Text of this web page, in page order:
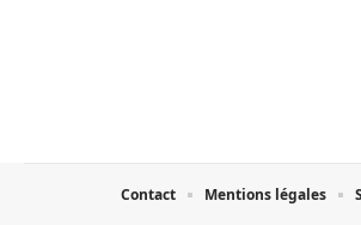
Contact Mentions légales